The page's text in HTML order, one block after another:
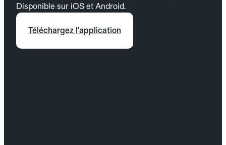
Disponible sur iOS et Android.
Téléchargez l'application